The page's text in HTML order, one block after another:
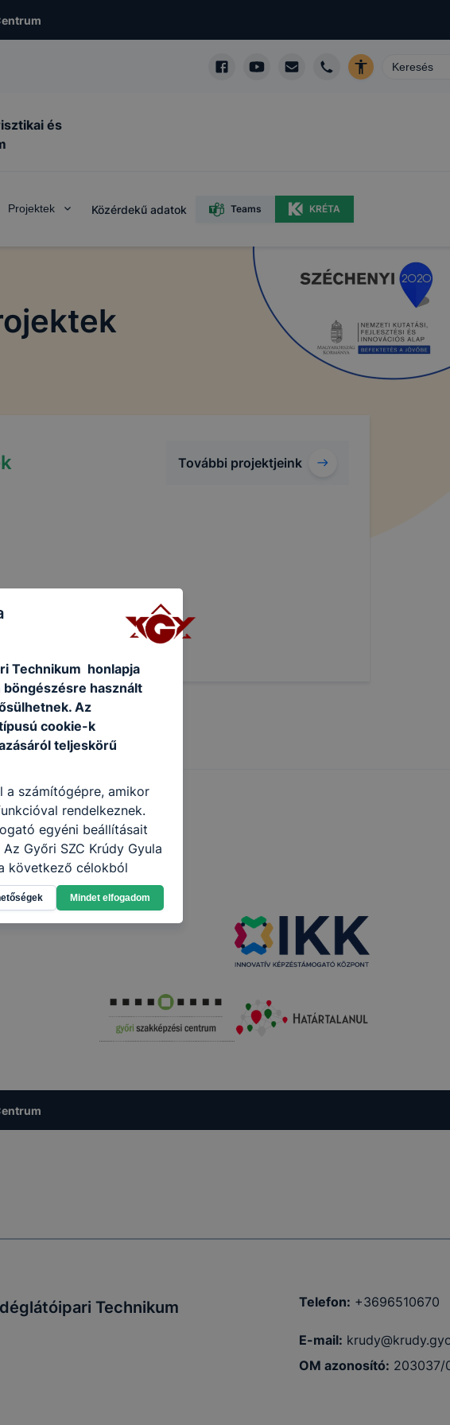
és
Projektek Közérdekű adatok Teams KRÉTA
További projektjeink
Technikum Telefon: +3696510670
E-mail:
OM azonosító: 203037/
Technikum honlapja
használt
Az
cookie-k
teljeskörű
a számítógépre, amikor
rendelkeznek.
egyéni beállításait
Győri SZC Krúdy Gyula
következő célokból
használja Ön a
látogatja, vagy
Önnek még jobb
a cookie-kat, de ezek
a cookie-k célja
vagy lehetővé
fog működni
Mindet elfogadom